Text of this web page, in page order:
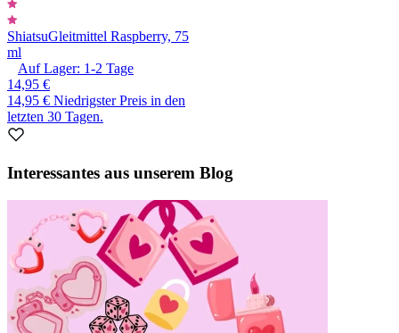
ShiatsuGleitmittel Raspberry, 75
ml
Auf Lager: 1-2 Tage
14,95 €
14,95 € Niedrigster Preis in den
letzten 30 Tagen.
Interessantes aus unserem Blog